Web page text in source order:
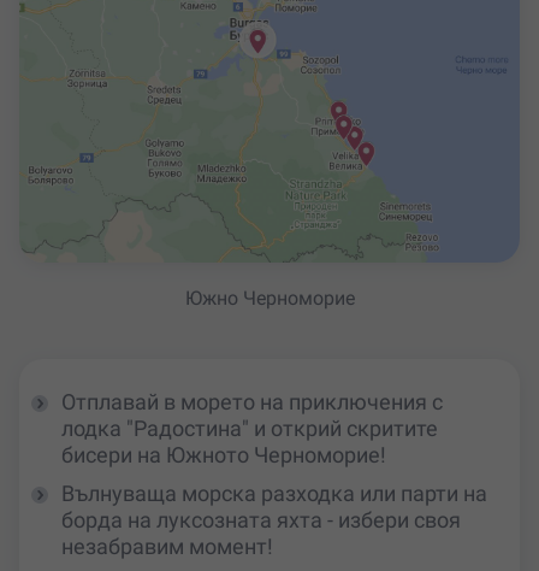
Южно Черноморие
Отплавай в морето на приключения с
лодка "Радостина" и открий скритите
бисери на Южното Черноморие!
Вълнуваща морска разходка или парти на
борда на луксозната яхта - избери своя
незабравим момент!